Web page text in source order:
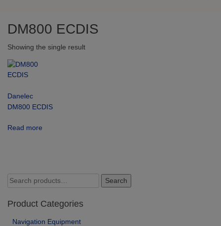
DM800 ECDIS
Showing the single result
Danelec
DM800 ECDIS
Read more
Search
for:
Search
Product Categories
Navigation Equipment